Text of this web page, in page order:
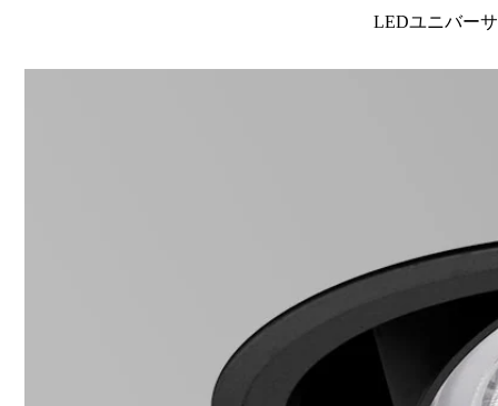
LEDユニバー